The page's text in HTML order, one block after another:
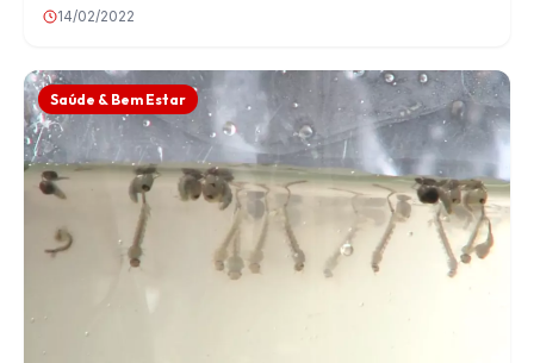
14/02/2022
Saúde & Bem Estar